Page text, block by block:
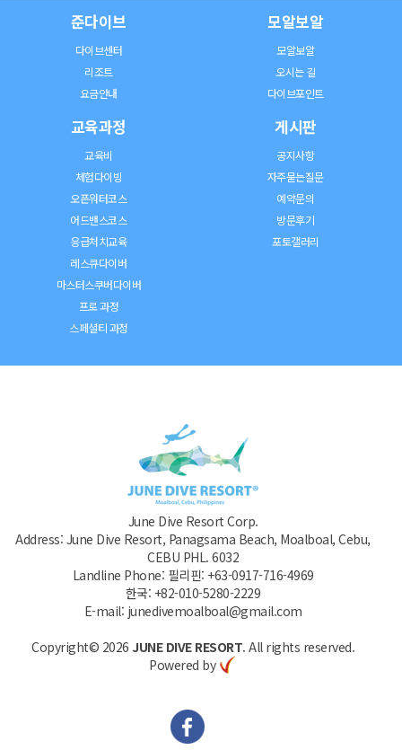
준다이브
다이브센터
리조트
요금안내
모알보알
모알보알
오시는 길
다이브포인트
교육과정
교육비
체험다이빙
오픈워터코스
어드밴스코스
응급처치교육
레스큐다이버
마스터스쿠버다이버
프로 과정
스페셜티 과정
게시판
공지사항
자주묻는질문
예약문의
방문후기
포토갤러리
June Dive Resort Corp.
Address: June Dive Resort, Panagsama Beach, Moalboal, Cebu,
CEBU PHL. 6032
Landline Phone: 필리핀: +63-0917-716-4969
한국: +82-010-5280-2229
E-mail: junedivemoalboal@gmail.com
Copyright© 2026 JUNE DIVE RESORT. All rights reserved.
Powered by